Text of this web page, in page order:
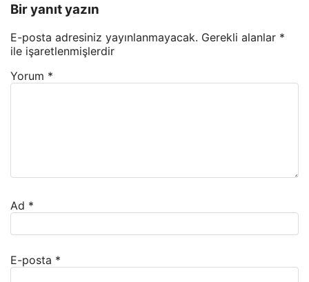
Bir yanıt yazın
E-posta adresiniz yayınlanmayacak. Gerekli alanlar *
ile işaretlenmişlerdir
Yorum *
Ad *
E-posta *